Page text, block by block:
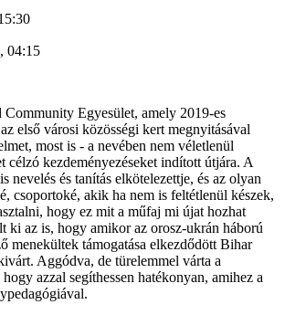
04:15
Egyesület, amely 2019-es
első városi közösségi kert megnyitásával
most is - a nevében nem véletlenül
célzó kezdeményezéseket indított útjára. A
nevelés és tanítás elkötelezettje, és az olyan
csoportoké, akik ha nem is feltétlenül készek,
hogy ez mit a műfaj mi újat hozhat
ki az is, hogy amikor az orosz-ukrán háború
menekültek támogatása elkezdődött Bihar
Aggódva, de türelemmel várta a
azzal segíthessen hatékonyan, amihez a